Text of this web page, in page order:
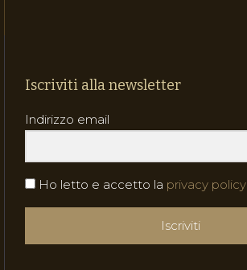
Iscriviti alla newsletter
Indirizzo email
Ho letto e accetto la privacy policy
Iscriviti